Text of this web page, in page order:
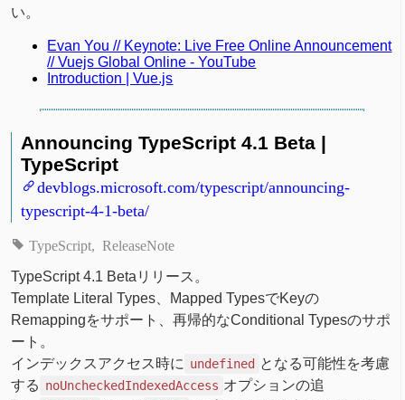
い。
Evan You // Keynote: Live Free Online Announcement
// Vuejs Global Online - YouTube
Introduction | Vue.js
Announcing TypeScript 4.1 Beta |
TypeScript
devblogs.microsoft.com/typescript/announcing-
typescript-4-1-beta/
TypeScript ReleaseNote
TypeScript 4.1 Betaリリース。
Template Literal Types、Mapped TypesでKeyの
Remappingをサポート、再帰的なConditional Typesのサポ
ート。
インデックスアクセス時に undefined となる可能性を考慮
する noUncheckedIndexedAccess オプションの追